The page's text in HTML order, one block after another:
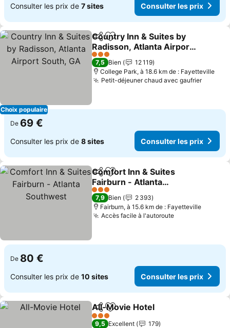
Consulter les prix de 7 sites Consulter les prix
Choix populaire
PartagerAjouter à mes favoris
Country Inn & Suites by
Radisson, Atlanta Airport
South, GA
Consulter les prix
3 Étoiles
7,5 Bien
12 119
College Park, à 18.6 km de : Fayetteville
Petit-déjeuner chaud avec gaufrier
De 69 €
Consulter les prix de 8 sites Consulter les prix
PartagerAjouter à mes favoris
Comfort Inn & Suites
Fairburn - Atlanta
Southwest
Consulter les prix
3 Étoiles
7,9 Bien
2 393
Fairburn, à 15.6 km de : Fayetteville
Accès facile à l'autorouteConsulter les
De 80 €
Consulter les prix de 10 sites Consulter les prix
PartagerAjouter à mes favoris
All-Movie Hotel
3 Étoiles
9,5 Excellent
179